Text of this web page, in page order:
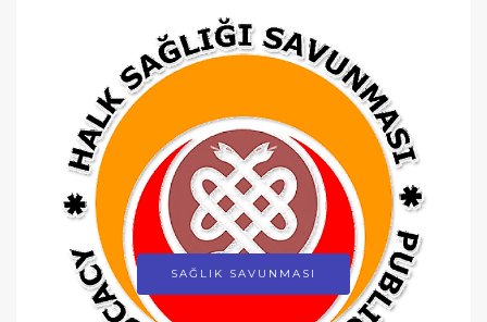
SAĞLIK SAVUNMASI